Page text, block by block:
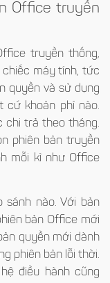
Office truyền
truyền thống,
máy tính, tức
quyền và sử dụng
cứ khoản phí nào.
chi trả theo tháng.
phiên bản truyền
mỗi kì như Office
nào. Với bản
bản Office mới
quyền mới dành
phiên bản lỗi thời.
điều hành cũng